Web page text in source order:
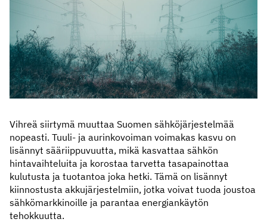
Vihreä siirtymä muuttaa Suomen sähköjärjestelmää
nopeasti. Tuuli- ja aurinkovoiman voimakas kasvu on
lisännyt sääriippuvuutta, mikä kasvattaa sähkön
hintavaihteluita ja korostaa tarvetta tasapainottaa
kulutusta ja tuotantoa joka hetki. Tämä on lisännyt
kiinnostusta akkujärjestelmiin, jotka voivat tuoda joustoa
sähkömarkkinoille ja parantaa energiankäytön
tehokkuutta.